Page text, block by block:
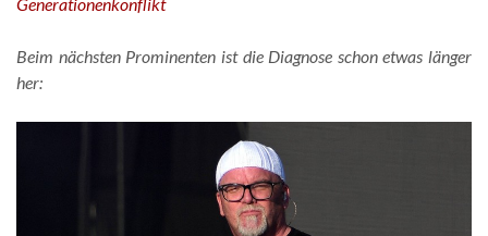
Beim nächsten Prominenten ist die Diagnose schon etwas länger
her: